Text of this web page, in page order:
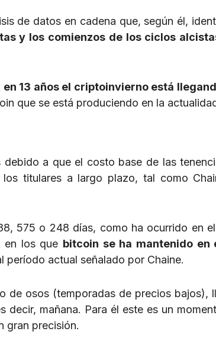
de datos en cadena que, según él,
y los comienzos de los ciclos
13 años el criptoinvierno está
que se está produciendo en la
a que el costo base de las
titulares a largo plazo, tal como
575 o 248 días, como ha ocurrido en
en los que bitcoin se ha mantenido en
período actual señalado por Chaine.
de osos (temporadas de precios bajos),
decir, mañana. Para él este es un
gran precisión.